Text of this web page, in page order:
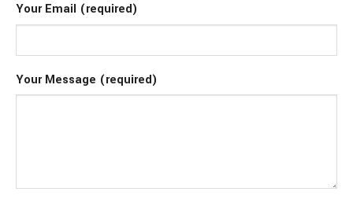
Your Email (required)
Your Message (required)